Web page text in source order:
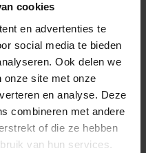
cookies
en advertenties te
social media te bieden
Ook delen we
onze site met onze
en analyse. Deze
combineren met andere
of die ze hebben
van hun services.
de volledige
‘Fysica in de
van uitmaken en
onderwijs wordt meer
van de bachelor-
verfijnen zodat
geëxpliciteerd